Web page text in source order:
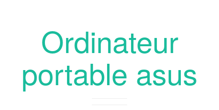
Ordinateur
portable asus